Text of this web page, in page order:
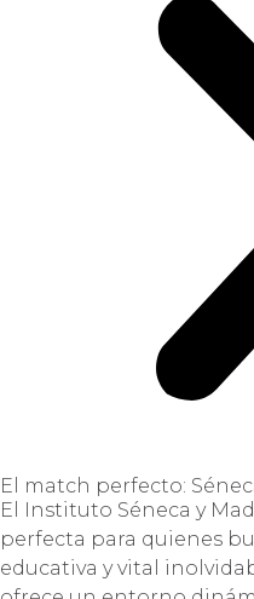
El match perfecto:
El Instituto Séneca y
perfecta para quienes
educativa y vital